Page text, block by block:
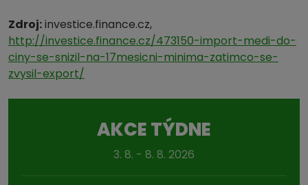
Zdroj:investice.finance.cz,
http://investice.finance.cz/473150-import-medi-do-
ciny-se-snizil-na-17mesicni-minima-zatimco-se-
zvysil-export/
AKCE TÝDNE
3. 8. - 8. 8. 2026